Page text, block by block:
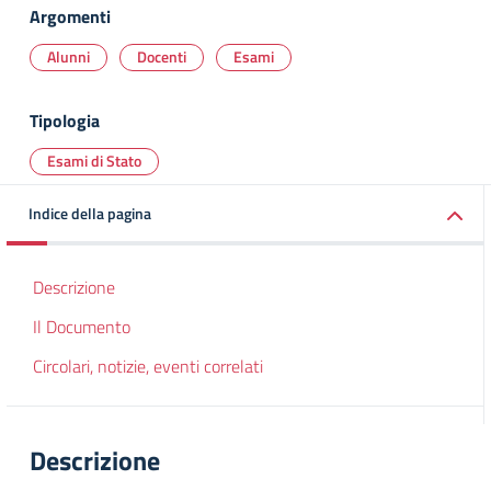
Argomenti
Alunni Docenti Esami
Tipologia
Esami di Stato
Indice della pagina
Descrizione
Il Documento
Circolari, notizie, eventi correlati
Descrizione